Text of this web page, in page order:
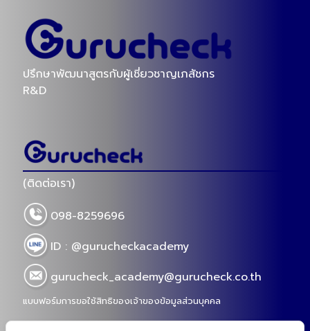
ปรึกษาพัฒนาสูตรกับผู้เชี่ยวชาญเภสัชกร
R&D
(ติดต่อเรา)
098-8259696
ID : @gurucheckacademy
gurucheck_academy@gurucheck.co.th
แบบฟอร์มการขอใช้สิทธิของเจ้าของข้อมูลส่วนบุคคล